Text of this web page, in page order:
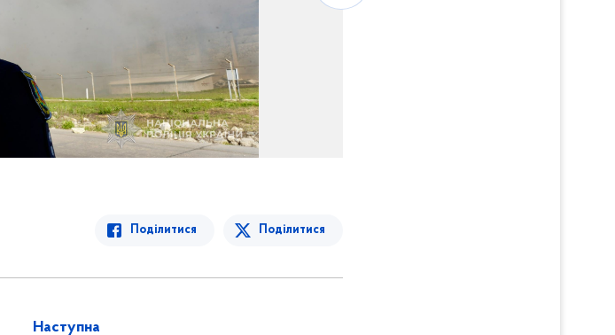
Поділитися Поділитися
Наступна